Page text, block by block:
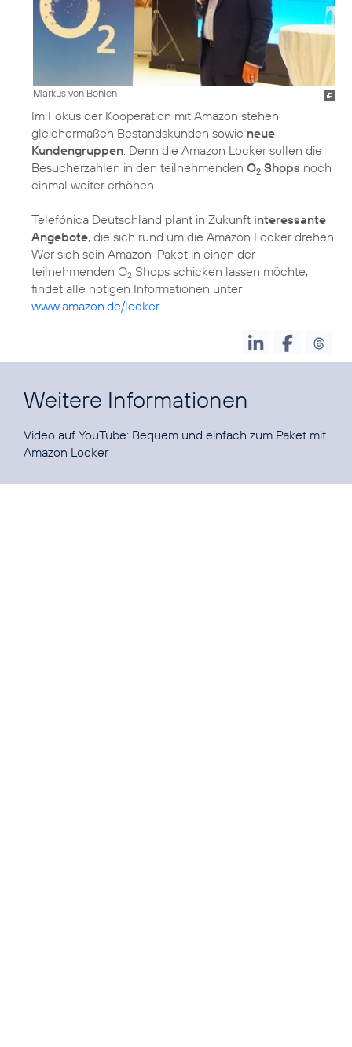
Markus von Böhlen
Im Fokus der Kooperation mit Amazon stehen
gleichermaßen Bestandskunden sowie neue
Kundengruppen . Denn die Amazon Locker sollen die
Besucherzahlen in den teilnehmenden O2 Shops noch
einmal weiter erhöhen.
Telefónica Deutschland plant in Zukunft interessante
Angebote, die sich rund um die Amazon Locker drehen.
Wer sich sein Amazon-Paket in einen der
teilnehmenden O2 Shops schicken lassen möchte,
findet alle nötigen Informationen unter
www.amazon.de/locker.
Weitere Informationen
Video auf YouTube: Bequem und einfach zum Paket mit
Amazon Locker